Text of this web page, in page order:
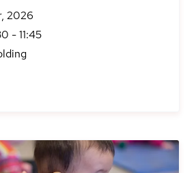
2026
- 11:45